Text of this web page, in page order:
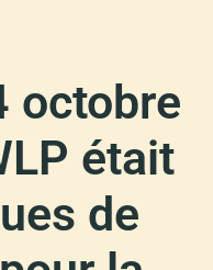
octobre
était
de